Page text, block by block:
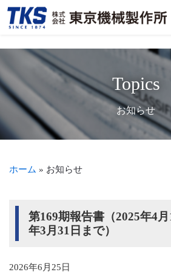
Topics
お知らせ
ホーム » お知らせ
第169期報告書（2025年4
年3月31日まで）
2026年6月25日